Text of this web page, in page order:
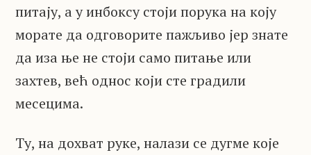
питају, а у инбоксу стоји порука на коју
морате да одговорите пажљиво јер знате
да иза ње не стоји само питање или
захтев, већ однос који сте градили
месецима.
Ту, на дохват руке, налази се дугме које